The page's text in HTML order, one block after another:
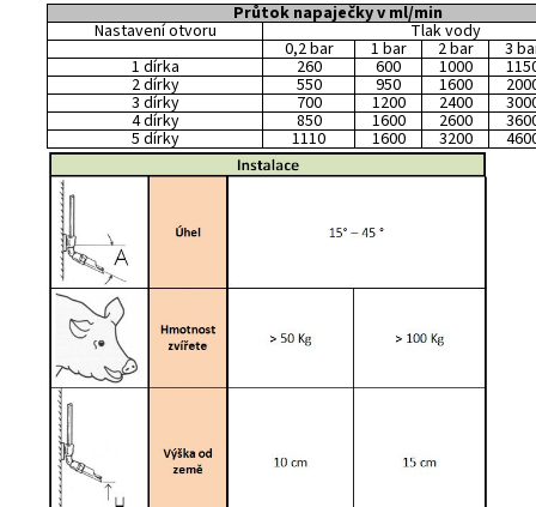
Průtok napaječky v ml/min
Nastavení otvoru Tlak vody
0,2 bar 1 bar 2 bar 3
1 dírka 260 600 1000
2 dírky 550 950 1600
3 dírky 700 1200 2400
4 dírky 850 1600 2600
5 dírky 1110 1600 3200